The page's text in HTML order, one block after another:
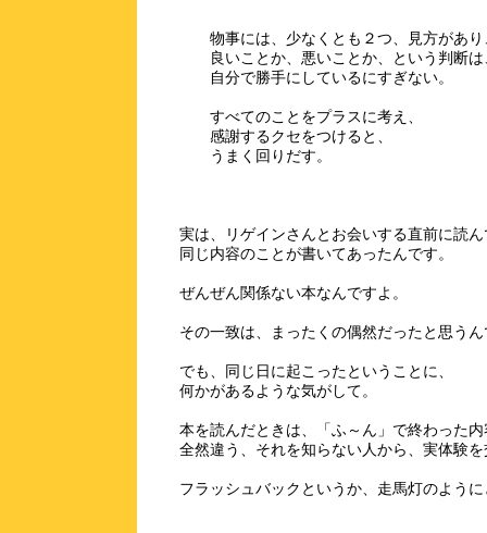
物事には、少なくとも２つ、見方があり
良いことか、悪いことか、という判断は
自分で勝手にしているにすぎない。
すべてのことをプラスに考え、
感謝するクセをつけると、
うまく回りだす。
実は、リゲインさんとお会いする直前に読
同じ内容のことが書いてあったんです。
ぜんぜん関係ない本なんですよ。
その一致は、まったくの偶然だったと思うん
でも、同じ日に起こったということに、
何かがあるような気がして。
本を読んだときは、「ふ～ん」で終わった内
全然違う、それを知らない人から、実体験
フラッシュバックというか、走馬灯のよ